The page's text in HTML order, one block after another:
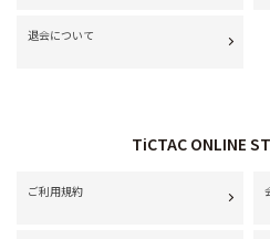
退会について
TiCTAC ONLINE
ご利用規約